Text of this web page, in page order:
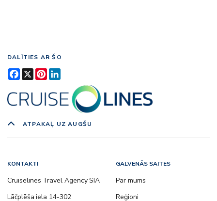
DALĪTIES AR ŠO
Facebook
X Pinterest
ATPAKAĻ UZ AUGŠU
KONTAKTI
Cruiselines Travel Agency SIA
Lāčplēša iela 14-302
GALVENĀS SAITES
Par mums
Reģioni